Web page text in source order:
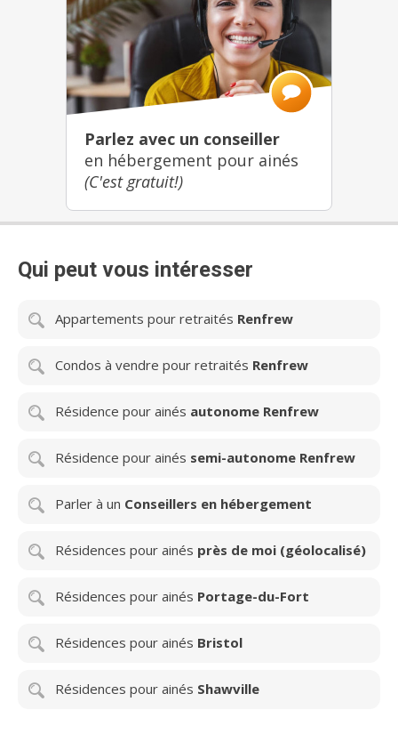
Parlez avec un conseiller
en hébergement pour ainés
(C'est gratuit!)
Qui peut vous intéresser
Appartements pour retraités Renfrew
Condos à vendre pour retraités Renfrew
Résidence pour ainés autonome Renfrew
Résidence pour ainés semi-autonome Renfrew
Parler à un Conseillers en hébergement
Résidences pour ainés près de moi (géolocalisé)
Résidences pour ainés Portage-du-Fort
Résidences pour ainés Bristol
Résidences pour ainés Shawville